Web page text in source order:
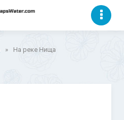
» На реке Нища